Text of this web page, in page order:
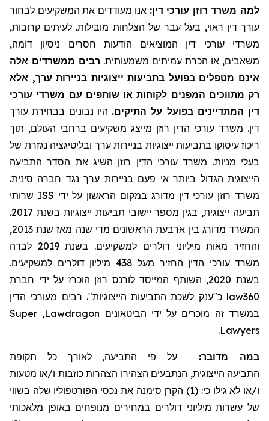
למה משרד רוזן עורכי דין: אנו מעודדים את המשקיעים לבחור
עורך דין ראוי, בעל עבר של הצלחות מובילות. לעיתים קרובות,
משרדי עורכי דין המוציאים הודעות חסרים ניסיון דומה,
משאבים, או הכרת עמיתים משמעותית. רבים ממשרדים אלה
אינם מטפלים בפועל בתביעות ייצוגיות בניירות ערך, אלא
רק מתווכים המפנים לקוחות או שותפים עם משרדי עורכי
דין המתדיינים בפועל על התיקים. היו נבונים בבחירת עורך
דין. משרד עורכי הדין רוזן מייצג משקיעים ברחבי העולם, תוך
ריכוז עיסוקו בתביעות ייצוגיות בניירות ערך ובליטיגציה נגזרת של
בעלי מניות. משרד עורכי הדין רוזן השיג את הסדר התביעה
הייצוגית הגדול ביותר אי פעם בניירות ערך נגד חברה סינית.
משרד רוזן עורכי דין מדורג במקום הראשון על ידי ISS שרותי
תביעה ייצוגית, בגין מספר יישובי תביעות ייצוגיות בשנת 2017.
המשרד מדורג בין ארבעת הראשונים מדי שנה מאז שנת 2013,
והחזיר מאות מיליוני דולרים למשקיעים. בשנת 2019 לבדה
משרד עורכי הדין החזיר מעל
438 מיליון דולרים למשקיעים.
בשנת 2020, השותף המייסד לורנס רוזן הוכרז על ידי חברת
law360 כ"ענק לשכת התביעות הייצוגיות". רבים מעורכי הדין
במשרד זה מוכרים על ידי הביטאונים Lawdragon
,
Super
Lawyers
.
במה מדובר:
על פי התביעה, לאורך כל תקופת
התביעה הייצוגית, הנתבעים הצהירו הצהרות כוזבות ו/או מטעות
ו/או לא גילו כי: (1) הקרן סימנה את נכסי הפורטפוליו שלה בשווי
של עשרות מיליוני דולרים במחירים מנופחים באופן מלאכותי